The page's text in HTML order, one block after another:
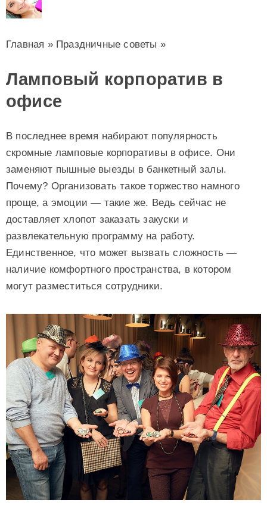
Главная » Праздничные советы »
Ламповый корпоратив в
офисе
В последнее время набирают популярность
скромные ламповые корпоративы в офисе. Они
заменяют пышные выезды в банкетный залы.
Почему? Организовать такое торжество намного
проще, а эмоции — такие же. Ведь сейчас не
доставляет хлопот заказать закуски и
развлекательную программу на работу.
Единственное, что может вызвать сложность —
наличие комфортного пространства, в котором
могут разместиться сотрудники.